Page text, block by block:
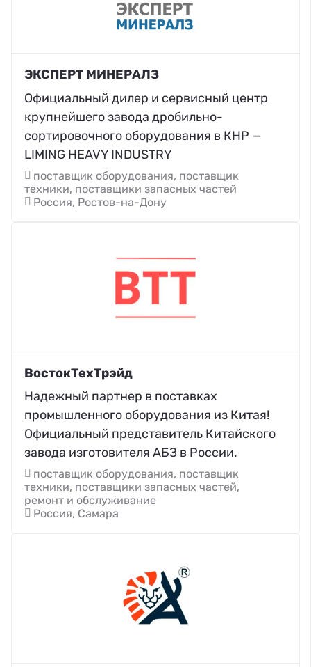
ЭКСПЕРТ МИНЕРАЛЗ
Официальный дилер и сервисный центр
крупнейшего завода дробильно-
сортировочного оборудования в КНР —
LIMING HEAVY INDUSTRY
поставщик оборудования, поставщик
техники, поставщики запасных частей
Россия, Ростов-на-Дону
ВостокТехТрэйд
Надежный партнер в поставках
промышленного оборудования из Китая!
Официальный представитель Китайского
завода изготовителя АБЗ в России.
поставщик оборудования, поставщик
техники, поставщики запасных частей,
ремонт и обслуживание
Россия, Самара